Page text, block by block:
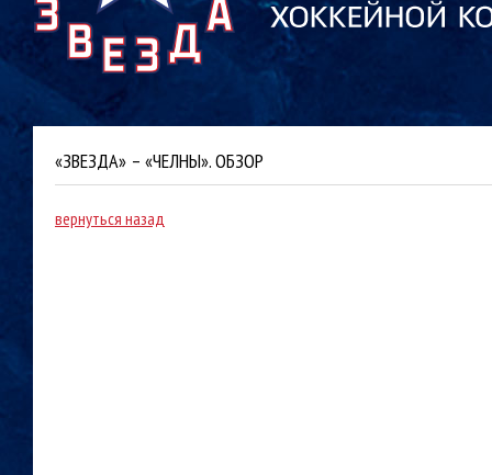
«ЗВЕЗДА» – «ЧЕЛНЫ». ОБЗОР
вернуться назад